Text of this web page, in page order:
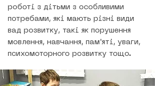
роботі з дітьми з особливими
потребами, які мають різні види
вад розвитку, такі як порушення
мовлення, навчання, пам'яті, уваги,
психомоторного розвитку тощо.